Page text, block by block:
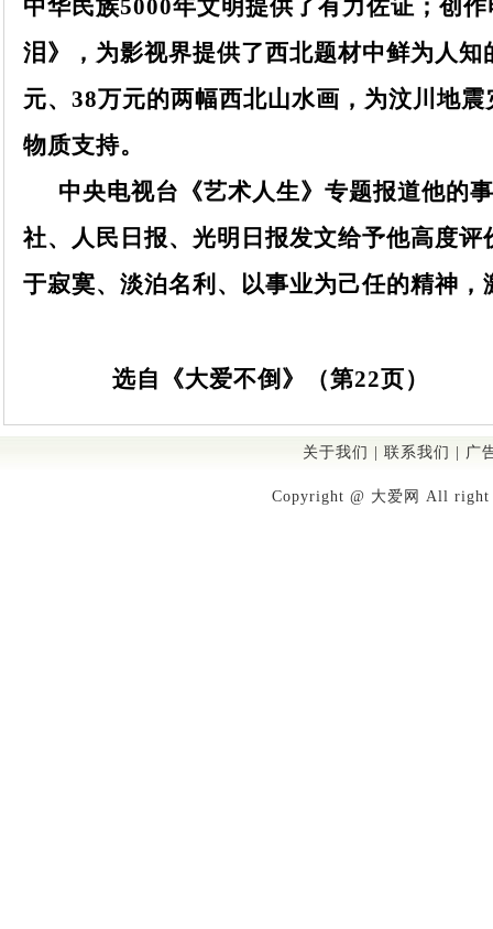
中华民族5000年文明提供了有力佐证；创
泪》，为影视界提供了西北题材中鲜为人知
元、38万元的两幅西北山水画，为汶川地
物质支持。
中央电视台《艺术人生》专题报道他的
社、人民日报、光明日报发文给予他高度评
于寂寞、淡泊名利、以事业为己任的精神，
选自《大爱不倒》（第22页）
关于我们 联系我们 广
Copyright @ 大爱网 All right